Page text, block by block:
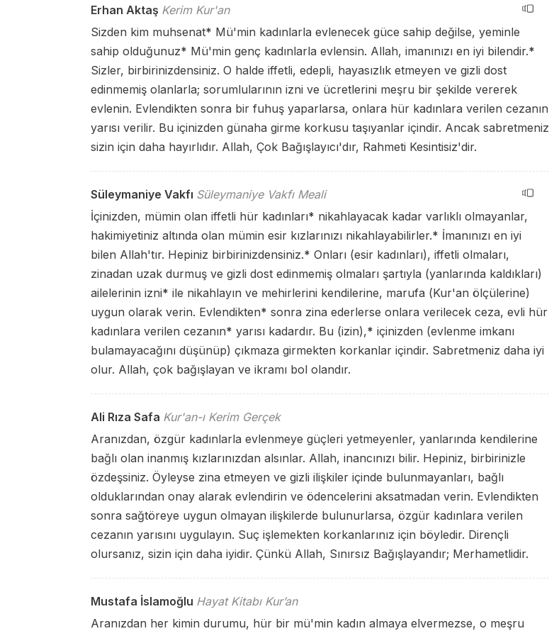
Erhan Aktaş Kerim Kur'an
Sizden kim muhsenat* Mü'min kadınlarla evlenecek güce sahip değilse, yeminle
sahip olduğunuz* Mü'min genç kadınlarla evlensin. Allah, imanınızı en iyi bilendir.*
Sizler, birbirinizdensiniz. O halde iffetli, edepli, hayasızlık etmeyen ve gizli dost
edinmemiş olanlarla; sorumlularının izni ve ücretlerini meşru bir şekilde vererek
evlenin. Evlendikten sonra bir fuhuş yaparlarsa, onlara hür kadınlara verilen cezanın
yarısı verilir. Bu içinizden günaha girme korkusu taşıyanlar içindir. Ancak sabretmeniz
sizin için daha hayırlıdır. Allah, Çok Bağışlayıcı'dır, Rahmeti Kesintisiz'dir.
Süleymaniye Vakfı Süleymaniye Vakfı Meali
İçinizden, mümin olan iffetli hür kadınları* nikahlayacak kadar varlıklı olmayanlar,
hakimiyetiniz altında olan mümin esir kızlarınızı nikahlayabilirler.* İmanınızı en iyi
bilen Allah'tır. Hepiniz birbirinizdensiniz.* Onları (esir kadınları), iffetli olmaları,
zinadan uzak durmuş ve gizli dost edinmemiş olmaları şartıyla (yanlarında kaldıkları)
ailelerinin izni* ile nikahlayın ve mehirlerini kendilerine, marufa (Kur'an ölçülerine)
uygun olarak verin. Evlendikten* sonra zina ederlerse onlara verilecek ceza, evli hür
kadınlara verilen cezanın* yarısı kadardır. Bu (izin),* içinizden (evlenme imkanı
bulamayacağını düşünüp) çıkmaza girmekten korkanlar içindir. Sabretmeniz daha iyi
olur. Allah, çok bağışlayan ve ikramı bol olandır.
Ali Rıza Safa Kur'an-ı Kerim Gerçek
Aranızdan, özgür kadınlarla evlenmeye güçleri yetmeyenler, yanlarında kendilerine
bağlı olan inanmış kızlarınızdan alsınlar. Allah, inancınızı bilir. Hepiniz, birbirinizle
özdeşsiniz. Öyleyse zina etmeyen ve gizli ilişkiler içinde bulunmayanları, bağlı
olduklarından onay alarak evlendirin ve ödencelerini aksatmadan verin. Evlendikten
sonra sağtöreye uygun olmayan ilişkilerde bulunurlarsa, özgür kadınlara verilen
cezanın yarısını uygulayın. Suç işlemekten korkanlarınız için böyledir. Dirençli
olursanız, sizin için daha iyidir. Çünkü Allah, Sınırsız Bağışlayandır; Merhametlidir.
Mustafa İslamoğlu Hayat Kitabı Kur’an
Aranızdan her kimin durumu, hür bir mü'min kadın almaya elvermezse, o meşru